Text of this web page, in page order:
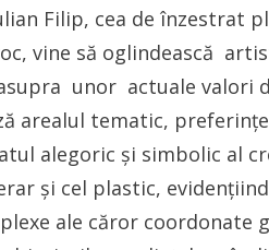
Filip, cea de înzestrat
vine să oglindească
unor actuale valori
arealul tematic,
alegoric și simbolic al
și cel plastic,
ale căror coordonate